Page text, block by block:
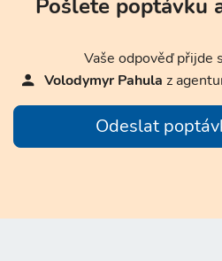
Pošlete poptávku
Vaše odpověď přijde
Volodymyr Pahula z
Odeslat